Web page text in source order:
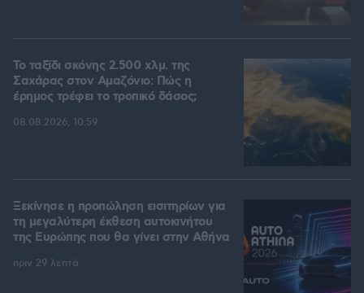
Το ταξίδι σκόνης 2.500 χλμ. της
Σαχάρας στον Αμαζόνιο: Πώς η
έρημος τρέφει το τροπικό δάσος;
08.08.2026, 10:59
Ξεκίνησε η προπώληση εισιτηρίων για
τη μεγαλύτερη έκθεση αυτοκινήτου
της Ευρώπης που θα γίνει στην Αθήνα
πριν 29 λεπτά